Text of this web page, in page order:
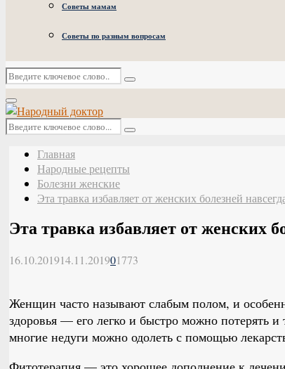
Советы мамам
Советы по разным вопросам
Искать:
Поиск
Основное
меню
Искать:
Поиск
Главная
Народные рецепты
Болезни женские
Эта травка избавляет от женских болезней
Эта травка избавляет от женских
16.10.201914.11.201901773
Женщин часто называют слабым полом, и
здоровья — его легко и быстро можно потерять
многие недуги можно одолеть с помощью